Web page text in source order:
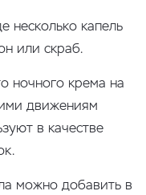
несколько капель
или скраб.
ночного крема на
движениям
в качестве
можно добавить в